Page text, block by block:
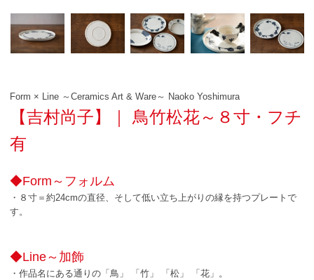
Form × Line ～Ceramics Art & Ware～ Naoko Yoshimura
【吉村尚子】｜ 鳥竹松花～８寸・フチ
有
◆Form～フォルム
・８寸＝約24cmの直径、そして低い立ち上がりの縁を持つプレートで
す。
◆Line～加飾
・作品名にある通りの「鳥」 「竹」 「松」 「花」。